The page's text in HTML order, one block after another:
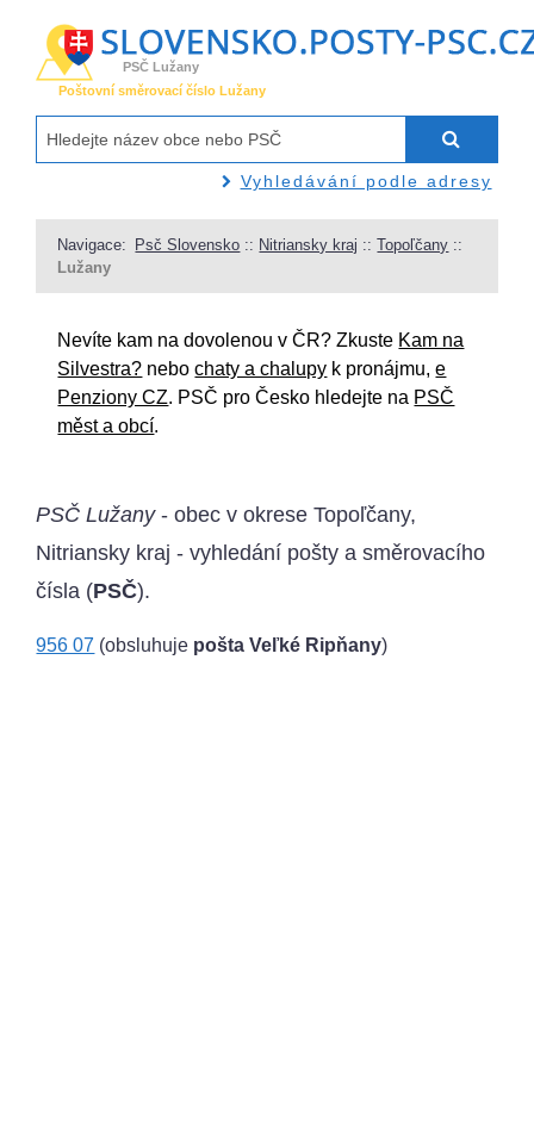
PSČ Lužany
Poštovní směrovací číslo Lužany
Vyhledávání podle adresy
Navigace: Psč Slovensko :: Nitriansky kraj ::Topoľčany ::
Lužany
Nevíte kam na dovolenou v ČR? Zkuste Kam na
Silvestra? nebochaty a chalupy k pronájmu,e
Penziony CZ. PSČ pro Česko hledejte na PSČ
měst a obcí.
PSČ Lužany- obec v okrese Topoľčany,
Nitriansky kraj - vyhledání pošty a směrovacího
čísla (PSČ).
956 07 (obsluhuje pošta Veľké Ripňany)